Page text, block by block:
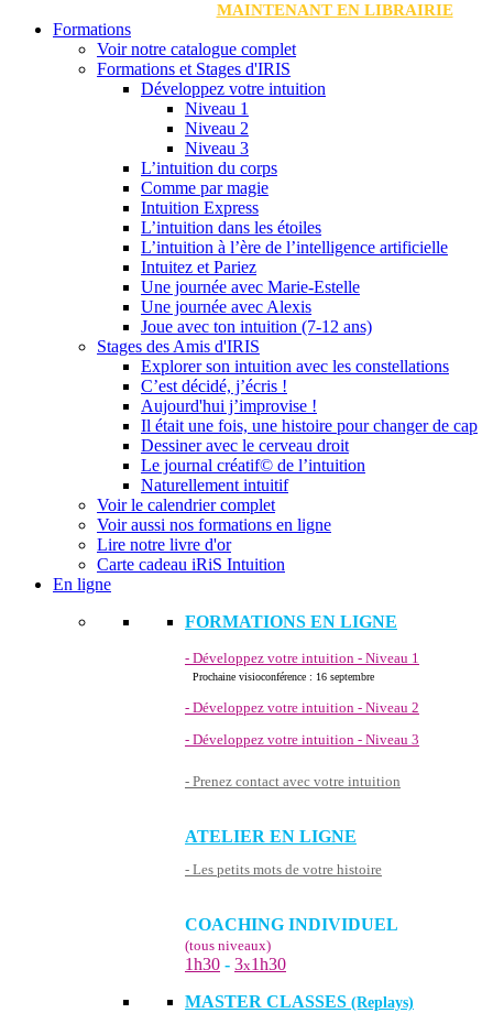
MAINTENANT EN LIBRAIRIE
Formations
Voir notre catalogue complet
Formations et Stages d'IRIS
Développez votre intuition
Niveau 1
Niveau 2
Niveau 3
L’intuition du corps
Comme par magie
Intuition Express
L’intuition dans les étoiles
L’intuition à l’ère de l’intelligence artificielle
Intuitez et Pariez
Une journée avec Marie-Estelle
Une journée avec Alexis
Joue avec ton intuition (7-12 ans)
Stages des Amis d'IRIS
Explorer son intuition avec les constellations
C’est décidé, j’écris !
Aujourd'hui j’improvise !
Il était une fois, une histoire pour changer de cap
Dessiner avec le cerveau droit
Le journal créatif© de l’intuition
Naturellement intuitif
Voir le calendrier complet
Voir aussi nos formations en ligne
Lire notre livre d'or
Carte cadeau iRiS Intuition
En ligne
FORMATIONS EN LIGNE
- Développez votre intuition - Niveau 1
Prochaine visioconférence : 16 septembre
- Développez votre intuition - Niveau 2
- Développez votre intuition - Niveau 3
- Prenez contact avec votre intuition
ATELIER EN LIGNE
- Les petits mots de votre histoire
COACHING INDIVIDUEL
(tous niveaux)
1h30 - 3x1h30
MASTER CLASSES (Replays)